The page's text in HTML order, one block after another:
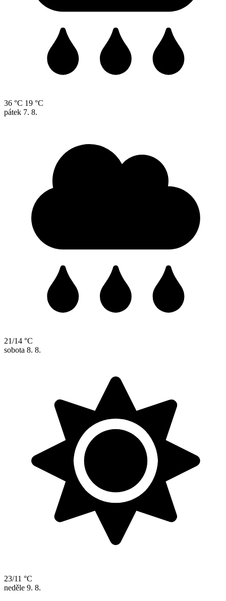
36 °C 19 °C
pátek 7. 8.
21/14 °C
sobota 8. 8.
23/11 °C
neděle 9. 8.